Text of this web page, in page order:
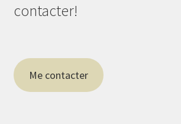
contacter!
Me contacter